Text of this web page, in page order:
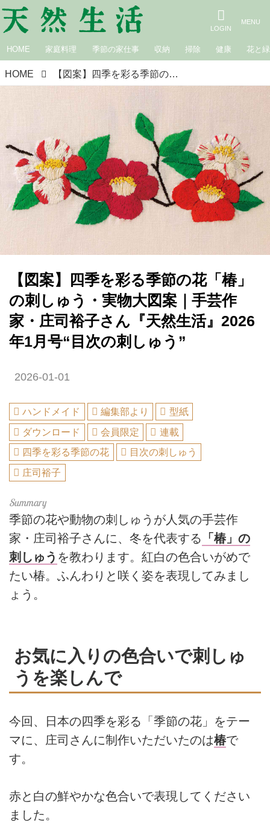
HOME 家庭料理 季節の家仕事 収納 掃除 健康 花と緑
HOME 【図案】四季を彩る季節の花「椿」の刺しゅう・実物大図案｜手芸作家・庄司裕子さん『天然生活』2026年1月号“目次の刺しゅう”
【図案】四季を彩る季節の花「椿」
の刺しゅう・実物大図案｜手芸作
家・庄司裕子さん『天然生活』2026
年1月号“目次の刺しゅう”
2026-01-01
ハンドメイド 編集部より
型紙
ダウンロード
会員限定
連載
四季を彩る季節の花
目次の刺しゅう
庄司裕子
季節の花や動物の刺しゅうが人気の手芸作
家・庄司裕子さんに、冬を代表する 「椿」の
刺しゅう を教わります。紅白の色合いがめで
たい椿。ふんわりと咲く姿を表現してみまし
ょう。
お気に入りの色合いで刺しゅ
うを楽しんで
今回、日本の四季を彩る「季節の花」をテー
マに、庄司さんに制作いただいたのは椿で
す。
赤と白の鮮やかな色合いで表現してください
ました。